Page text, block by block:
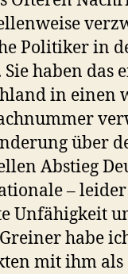
Politiker in
Sie haben das
in einen
über
Abstieg
– leider
Unfähigkeit
habe
mit ihm